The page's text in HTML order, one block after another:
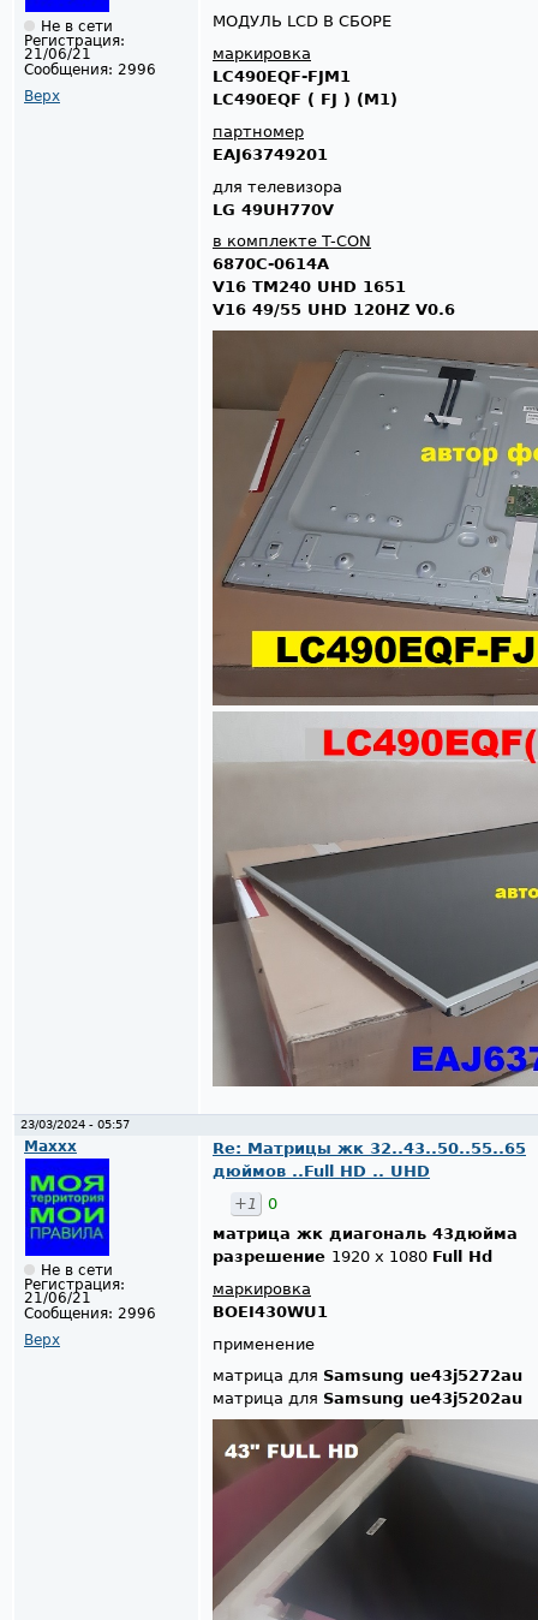
Не в сети
Регистрация:
21/06/21
Сообщения: 2996
Верх
МОДУЛЬ LCD В СБОРЕ
маркировка
LC490EQF-FJM1
LC490EQF ( FJ ) (M1)
партномер
EAJ63749201
для телевизора
LG 49UH770V
в комплекте T-CON
6870C-0614A
V16 TM240 UHD 1651
V16 49/55 UHD 120HZ V0.6
23/03/2024 - 05:57
Maxxx
Не в сети
Регистрация:
21/06/21
Сообщения: 2996
Верх
Re: Матрицы жк 32..43..50..55..65
дюймов ..Full HD .. UHD
+1
0
матрица жк диагональ 43дюйма
разрешение 1920 x 1080 Full Hd
маркировка
BOEI430WU1
применение
матрица для Samsung ue43j5272au
матрица для Samsung ue43j5202au